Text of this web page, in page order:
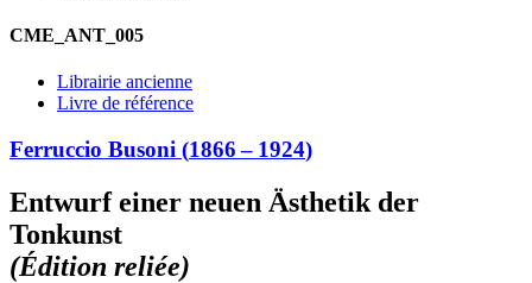
CME_ANT_005
Librairie ancienne
Livre de référence
Ferruccio Busoni (1866– 1924)
Entwurf einer neuen Ästhetik der
Tonkunst
(Édition reliée)